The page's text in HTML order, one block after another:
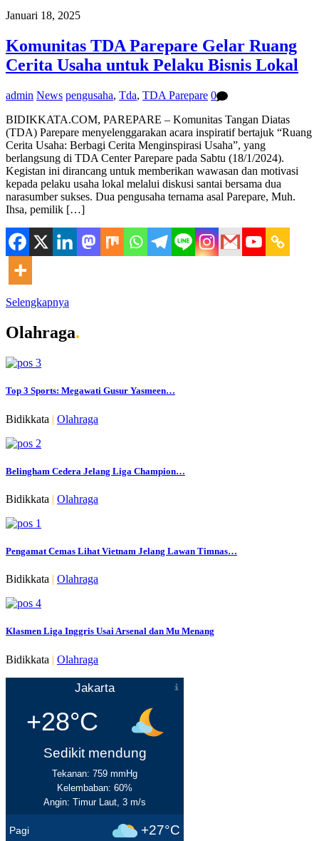
Januari 18, 2025
Komunitas TDA Parepare Gelar Ruang
Cerita Usaha untuk Pelaku Bisnis Lokal
admin News pengusaha, Tda, TDA Parepare 0
BIDIKKATA.COM, PAREPARE – Komunitas Tangan Diatas
(TDA) Parepare menyelenggarakan acara inspiratif bertajuk “Ruang
Cerita Usaha: Berbagi Cerita Menginspirasi Usaha”, yang
berlangsung di TDA Center Parepare pada Sabtu (18/1/2024).
Kegistan ini dirancang untuk memberikan wawasan dan motivasi
kepada pelaku usaha lokal melalui diskusi santai bersama dua
narasumber sukses. Dua pengusaha ternama asal Parepare, Muh.
Ihsa, pemilik […]
Selengkapnya
Olahraga.
Top 3 Sports: Megawati Gusur Yasmeen…
Bidikkata | Olahraga
Belingham Cedera Jelang Liga Champion…
Bidikkata | Olahraga
Pengamat Cemas Lihat Vietnam Jelang Lawan Timnas…
Bidikkata | Olahraga
Klasmen Liga Inggris Usai Arsenal dan Mu Menang
Bidikkata | Olahraga
Jakarta
+28°C
Sedikit mendung
Tekanan: 759 mmHg
Kelembaban: 60%
Angin: Timur Laut, 3 m/s
Pagi +27°C